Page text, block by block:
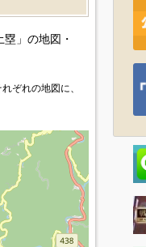
」の地図・
ぞれの地図に、